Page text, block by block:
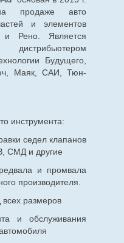
продаже авто
и элементов
и Рено. Является
Будущего,
Маяк, САИ, Тюн-
инструмента:
седел клапанов
СМД и другие
и промвала
производителя.
размеров
и обслуживания